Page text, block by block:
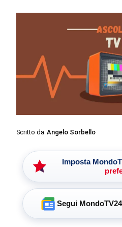
Scritto da Angelo Sorbello
Imposta
Segui